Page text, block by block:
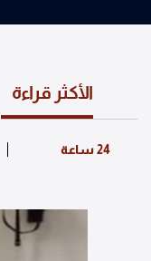
الأكثر قراءة